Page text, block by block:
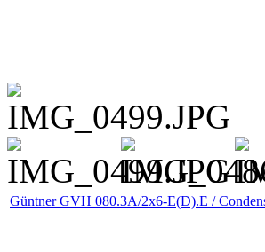
Güntner GVH 080.3A/2x6-E(D).E /